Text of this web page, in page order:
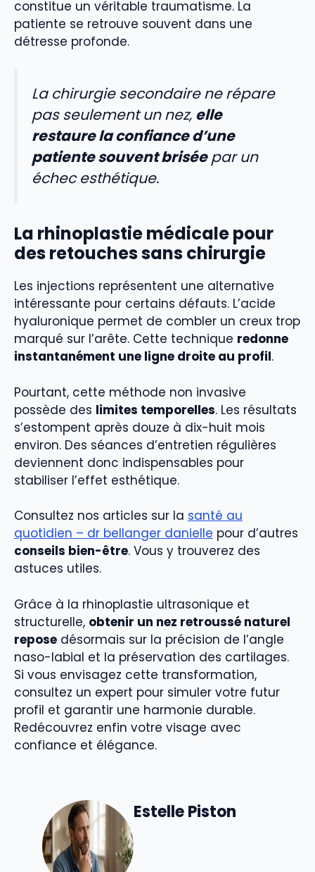
constitue un véritable traumatisme. La
patiente se retrouve souvent dans une
détresse profonde.
La chirurgie secondaire ne répare
pas seulement un nez, elle
restaure la confiance d’une
patiente souvent briséepar un
échec esthétique.
La rhinoplastie médicale pour
des retouches sans chirurgie
Les injections représentent une alternative
intéressante pour certains défauts. L’acide
hyaluronique permet de combler un creux trop
marqué sur l’arête. Cette technique redonne
instantanément une ligne droite au profil.
Pourtant, cette méthode non invasive
possède des limites temporelles. Les résultats
s’estompent après douze à dix-huit mois
environ. Des séances d’entretien régulières
deviennent donc indispensables pour
stabiliser l’effet esthétique.
Consultez nos articles sur la santé au
quotidien – dr bellanger danielle pour d’autres
conseils bien-être. Vous y trouverez des
astuces utiles.
Grâce à la rhinoplastie ultrasonique et
structurelle, obtenir un nez retroussé naturel
repose désormais sur la précision de l’angle
naso-labial et la préservation des cartilages.
Si vous envisagez cette transformation,
consultez un expert pour simuler votre futur
profil et garantir une harmonie durable.
Redécouvrez enfin votre visage avec
confiance et élégance.
Estelle Piston